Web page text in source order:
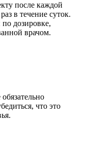
после каждой
в течение суток.
дозировке,
врачом.
что это